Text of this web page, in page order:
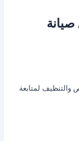
والتنظيف لمتابعة